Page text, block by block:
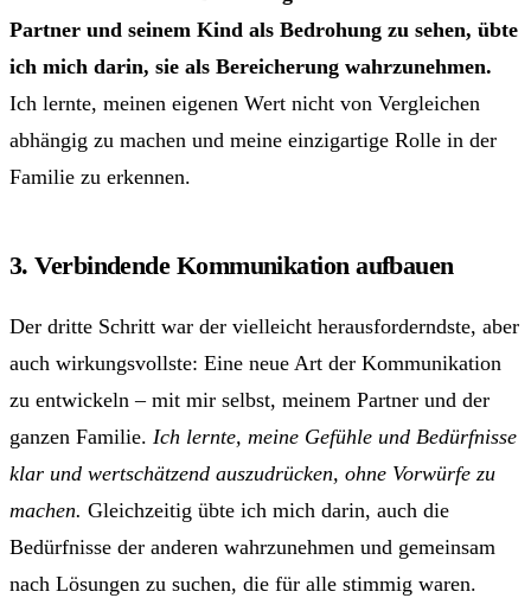
Partner und seinem Kind als Bedrohung zu sehen, übte
ich mich darin, sie als Bereicherung wahrzunehmen.
Ich lernte, meinen eigenen Wert nicht von Vergleichen
abhängig zu machen und meine einzigartige Rolle in der
Familie zu erkennen.
3. Verbindende Kommunikation aufbauen
Der dritte Schritt war der vielleicht herausforderndste, aber
auch wirkungsvollste: Eine neue Art der Kommunikation
zu entwickeln – mit mir selbst, meinem Partner und der
ganzen Familie. Ich lernte, meine Gefühle und Bedürfnisse
klar und wertschätzend auszudrücken, ohne Vorwürfe zu
machen. Gleichzeitig übte ich mich darin, auch die
Bedürfnisse der anderen wahrzunehmen und gemeinsam
nach Lösungen zu suchen, die für alle stimmig waren.